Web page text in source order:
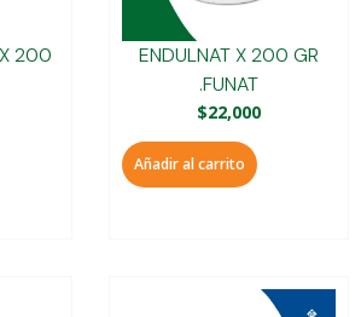
200
ENDULNAT X 200 GR
.FUNAT
$22,000
Añadir al carrito